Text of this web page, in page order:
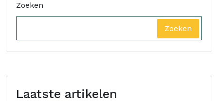
Zoeken
Zoeken
Laatste artikelen